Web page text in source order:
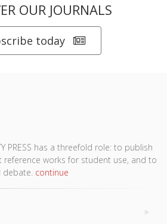
OUR JOURNALS
today
PRESS has a threefold role: to publish
reference works for student use, and to
debate. continue